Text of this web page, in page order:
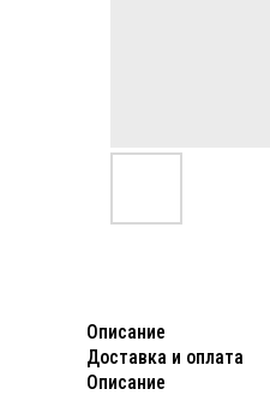
Описание
Доставка и оплата
Описание